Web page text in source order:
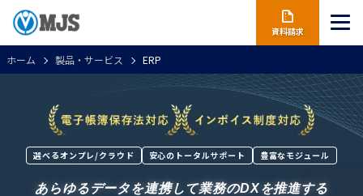
資料請求
ホーム 製品・サービス ERP
選べるオンプレ/クラウド 安心のトータルサポート 豊富なモジュール
あらゆるデータを連携して業務のDXを推進する